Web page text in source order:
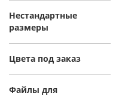
Нестандартные
размеры
Цвета под заказ
Файлы для